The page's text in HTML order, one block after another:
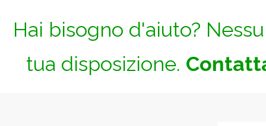
Hai bisogno d'aiuto?
tua disposizione.